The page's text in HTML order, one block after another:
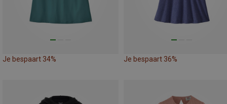
Je bespaart 34% Je bespaart 36%